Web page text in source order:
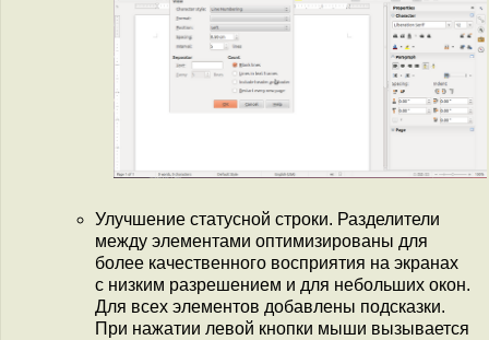
Улучшение статусной строки. Разделители
между элементами оптимизированы для
более качественного восприятия на экранах
с низким разрешением и для небольших окон.
Для всех элементов добавлены подсказки.
При нажатии левой кнопки мыши вызывается